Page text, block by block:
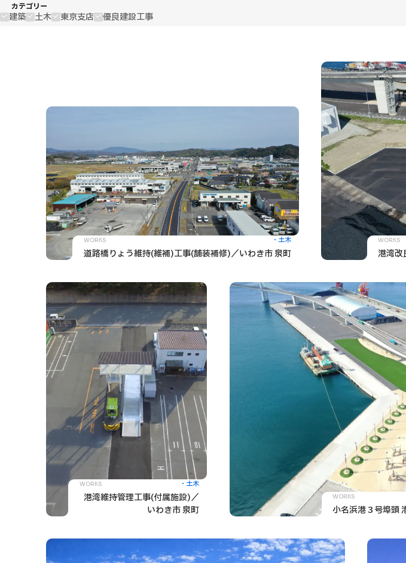
カテゴリー
建築 土木 東京支店 優良建設工事
WORKS 土木
道路橋りょう維持(維補)工事(舗装補修)／いわき市 泉町
WORKS
港湾改
WORKS 土木
港湾維持管理工事(付属施設)／
いわき市 泉町
WORKS
小名浜港３号埠頭